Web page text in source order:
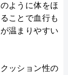
ように体をほ
ことで血行も
温まりやすい
ッション性の